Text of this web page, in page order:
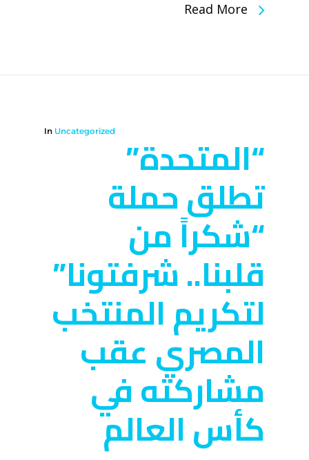
Read More
In Uncategorized “المتحدة”
تطلق حملة
“شكراً من
قلبنا.. شرفتونا”
لتكريم المنتخب
المصري عقب
مشاركته في
كأس العالم